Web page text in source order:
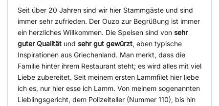
Seit über 20 Jahren sind wir hier Stammgäste und sind
immer sehr zufrieden. Der Ouzo zur Begrüßung ist immer
ein herzliches Willkommen. Die Speisen sind von sehr
guter Qualität und sehr gut gewürzt, eben typische
Inspirationen aus Griechenland. Man merkt, dass die
Familie hinter ihrem Restaurant steht; es wird alles mit viel
Liebe zubereitet. Seit meinem ersten Lammfilet hier liebe
ich es, nur hier esse ich Lamm. Von meinem sogenannten
Lieblingsgericht, dem Polizeiteller (Nummer 110), bis hin